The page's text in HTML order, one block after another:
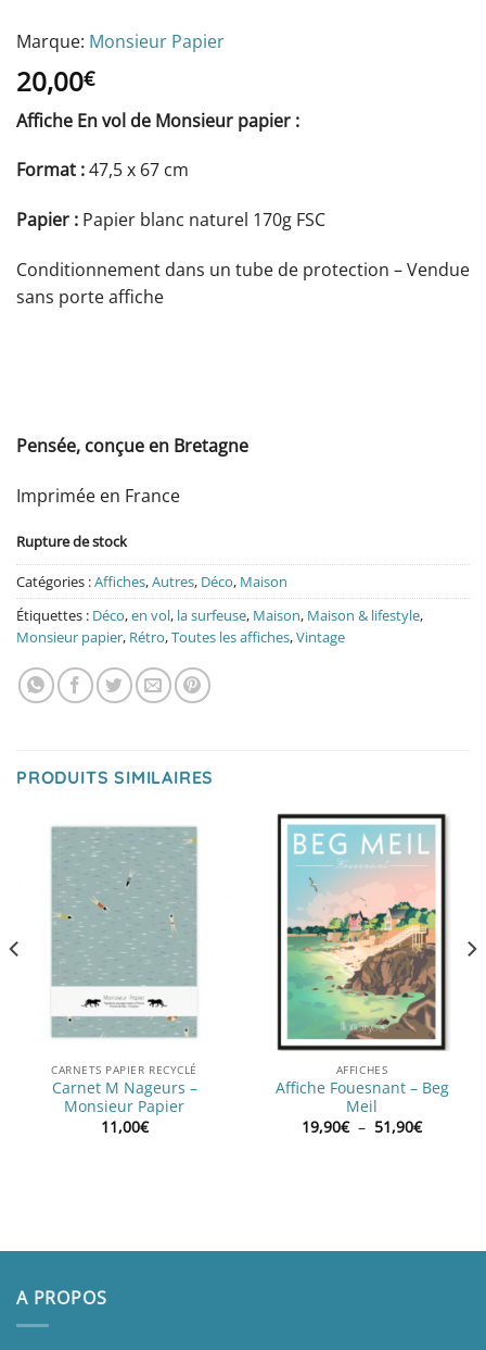
Marque: Monsieur Papier
20,00€
Affiche En vol de Monsieur papier :
Format :47,5 x 67 cm
Papier : Papier blanc naturel 170g FSC
Conditionnement dans un tube de protection – Vendue
sans porte affiche
Pensée, conçue en Bretagne
Imprimée en France
Rupture de stock
Catégories :Affiches,Autres, Déco, Maison
Étiquettes : Déco,en vol, la surfeuse, Maison, Maison & lifestyle,
Monsieur papier, Rétro,Toutes les affiches,Vintage
PRODUITS SIMILAIRES
CARNETS PAPIER RECYCLÉ
Carnet M Nageurs –
Monsieur Papier
11,00€
AFFICHES
Affiche Fouesnant – Beg
Meil
19,90€ – 51,90€Plage
de
A PROPOS